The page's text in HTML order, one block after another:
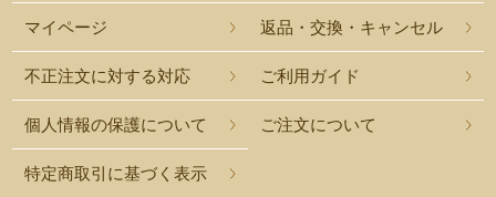
マイページ 返品・交換・キャンセル
不正注文に対する対応 ご利用ガイド
個人情報の保護について ご注文について
特定商取引に基づく表示